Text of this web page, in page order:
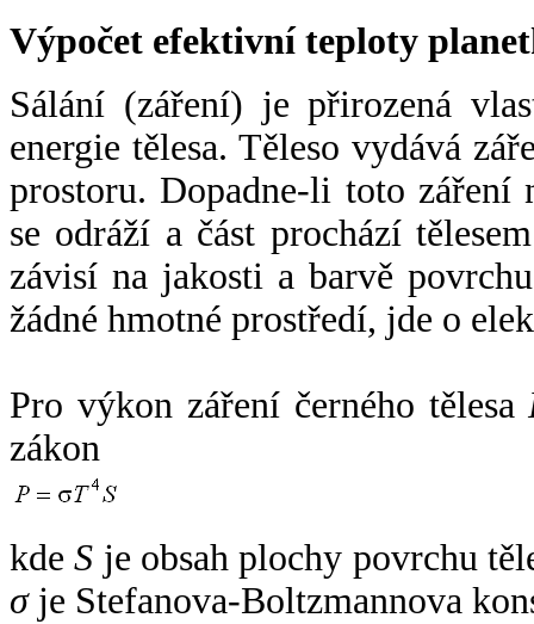
Výpočet efektivní teploty
Sálání (záření) je přirozená
energie tělesa. Těleso vydává
prostoru. Dopadne-li toto záření
se odráží a část prochází
závisí na jakosti a barvě
žádné hmotné prostředí, jde o
Pro výkon záření černého tělesa
zákon
kdeS je obsah plochy povrchu
σje Stefanova-Boltzmannova